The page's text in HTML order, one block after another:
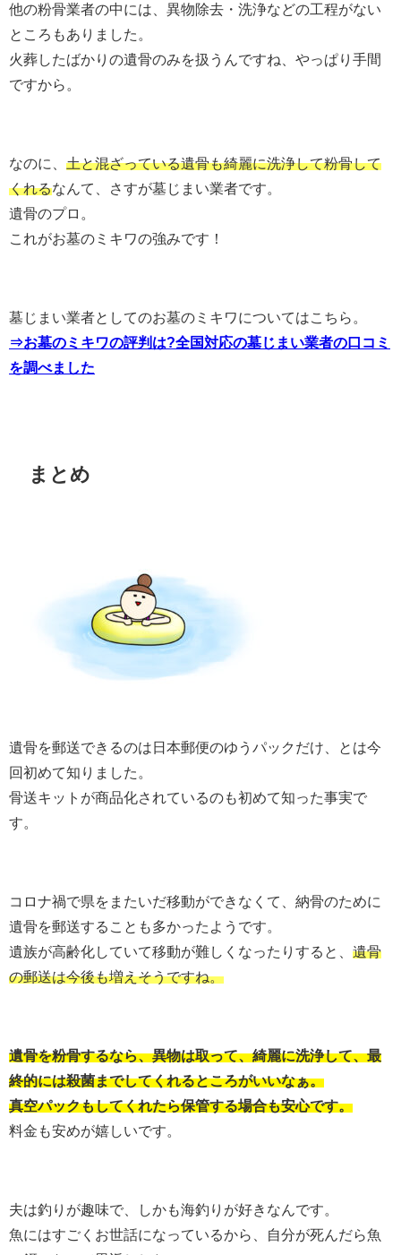
他の粉骨業者の中には、異物除去・洗浄などの工程がない
ところもありました。
火葬したばかりの遺骨のみを扱うんですね、やっぱり手間
ですから。
なのに、 土と混ざっている遺骨も綺麗に洗浄して粉骨して
くれるなんて、さすが墓じまい業者です。
遺骨のプロ。
これがお墓のミキワの強みです！
墓じまい業者としてのお墓のミキワについてはこちら。
⇒お墓のミキワの評判は?全国対応の墓じまい業者の口コミ
を調べました
まとめ
遺骨を郵送できるのは日本郵便のゆうパックだけ、とは今
回初めて知りました。
骨送キットが商品化されているのも初めて知った事実で
す。
コロナ禍で県をまたいだ移動ができなくて、納骨のために
遺骨を郵送することも多かったようです。
遺族が高齢化していて移動が難しくなったりすると、 遺骨
の郵送は今後も増えそうですね。
遺骨を粉骨するなら、異物は取って、綺麗に洗浄して、最
終的には殺菌までしてくれるところがいいなぁ。
真空パックもしてくれたら保管する場合も安心です。
料金も安めが嬉しいです。
夫は釣りが趣味で、しかも海釣りが好きなんです。
魚にはすごくお世話になっているから、自分が死んだら魚